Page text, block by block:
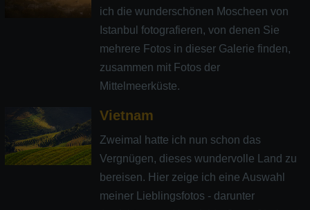
ich die wunderschönen Moscheen von
Istanbul fotografieren, von denen Sie
mehrere Fotos in dieser Galerie finden,
zusammen mit Fotos der
Mittelmeerküste.
Vietnam
Zweimal hatte ich nun schon das
Vergnügen, dieses wundervolle Land zu
bereisen. Hier zeige ich eine Auswahl
meiner Lieblingsfotos - darunter